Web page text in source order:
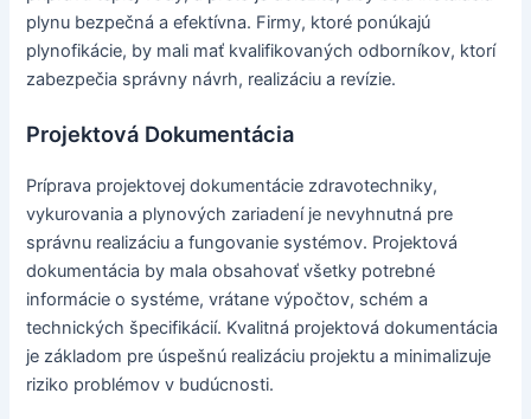
plynu bezpečná a efektívna. Firmy, ktoré ponúkajú
plynofikácie, by mali mať kvalifikovaných odborníkov, ktorí
zabezpečia správny návrh, realizáciu a revízie.
Projektová Dokumentácia
Príprava projektovej dokumentácie zdravotechniky,
vykurovania a plynových zariadení je nevyhnutná pre
správnu realizáciu a fungovanie systémov. Projektová
dokumentácia by mala obsahovať všetky potrebné
informácie o systéme, vrátane výpočtov, schém a
technických špecifikácií. Kvalitná projektová dokumentácia
je základom pre úspešnú realizáciu projektu a minimalizuje
riziko problémov v budúcnosti.